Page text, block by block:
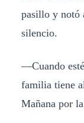
pasillo y notó
silencio.
—Cuando
familia tiene
Mañana por